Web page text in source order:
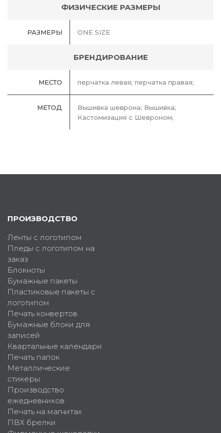
ФИЗИЧЕСКИЕ РАЗМЕРЫ
РАЗМЕРЫ ONE SIZE
БРЕНДИРОВАНИЕ
МЕСТО перчатка левая; перчатка правая;
МЕТОД
Вышивка шеврона; Вышивка;
Кастомизация с Шевроном;
ПРОИЗВОДСТВО
Ленты с логотипом
Пледы с логотипом на
заказ
Блокноты
Бумажные пакеты
Пластиковые пакеты с
логотипом
Печать конвертов
Бумажные блоки для
записей
Квартальные календари
Печать папок
Металлические
стикеры
Производство
ежедневников
Печать на магнитах
ПВХ брелки